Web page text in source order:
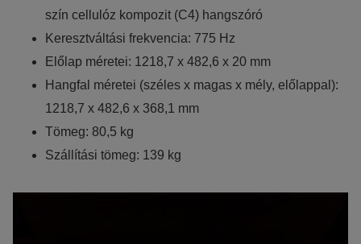
szín cellulóz kompozit (C4) hangszóró
Keresztváltási frekvencia: 775 Hz
Előlap méretei: 1218,7 x 482,6 x 20 mm
Hangfal méretei (széles x magas x mély, előlappal):
1218,7 x 482,6 x 368,1 mm
Tömeg: 80,5 kg
Szállítási tömeg: 139 kg